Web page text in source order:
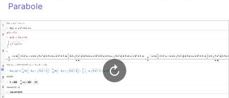
Parabole